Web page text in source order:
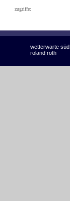
zugriffe:
wetterwarte süd
roland roth